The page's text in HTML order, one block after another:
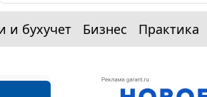
и бухучет Бизнес Практика